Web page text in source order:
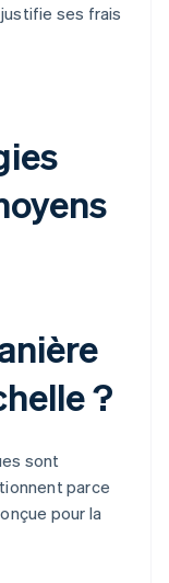
ses frais
?
sont
parce
pour la